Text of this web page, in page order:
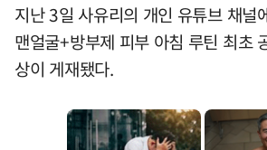
지난 3일 사유리의 개인 유튜브 채널
맨얼굴+방부제 피부 아침 루틴 최초
상이 게재됐다.